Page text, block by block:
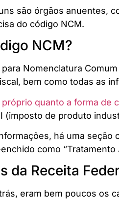
são órgãos anuentes,
do código NCM.
NCM?
para Nomenclatura
bem como todas as
quanto a forma de
(imposto de produto
há uma
como “Tratamento
da Receita
eram bem poucos os